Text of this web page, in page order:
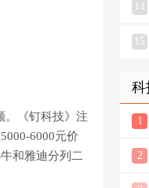
。《钉科技》注
6000元价
和雅迪分列二
14
15
科
1
2